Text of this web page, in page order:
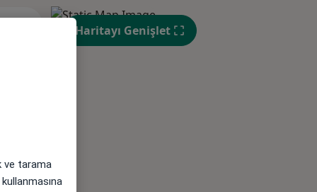
Çar,
12 Ağustos
Per,
13 Ağustos
Haritayı Genişlet
ve tarama